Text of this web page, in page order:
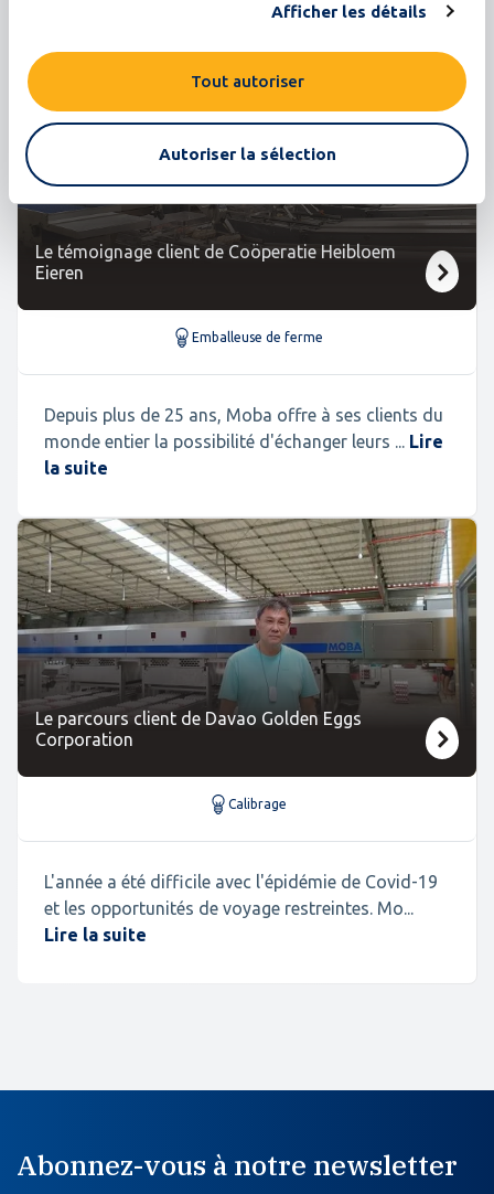
Afficher les détails
Tout autoriser
Autoriser la sélection
Le témoignage client de Coöperatie Heibloem
Eieren
Emballeuse de ferme
Depuis plus de 25 ans, Moba offre à ses clients du
monde entier la possibilité d'échanger leurs ... Lire
la suite
Le parcours client de Davao Golden Eggs
Corporation
Calibrage
L'année a été difficile avec l'épidémie de Covid-19
et les opportunités de voyage restreintes. Mo...
Lire la suite
Abonnez-vous à notre newsletter